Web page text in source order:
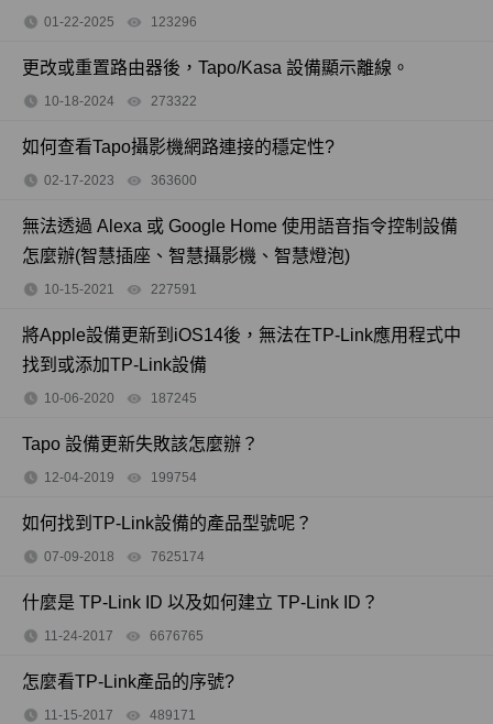
01-22-2025 123296
更改或重置路由器後，Tapo/Kasa 設備顯示離線。
10-18-2024 273322
如何查看Tapo攝影機網路連接的穩定性?
02-17-2023 363600
無法透過 Alexa 或 Google Home 使用語音指令控制設備
怎麼辦(智慧插座、智慧攝影機、智慧燈泡)
10-15-2021 227591
將Apple設備更新到iOS14後，無法在TP-Link應用程式中
找到或添加TP-Link設備
10-06-2020 187245
Tapo 設備更新失敗該怎麼辦？
12-04-2019 199754
如何找到TP-Link設備的產品型號呢？
07-09-2018 7625174
什麼是 TP-Link ID 以及如何建立 TP-Link ID？
11-24-2017 6676765
怎麼看TP-Link產品的序號?
11-15-2017 489171